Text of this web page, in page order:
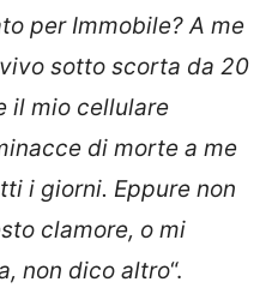
per Immobile? A me
sotto scorta da 20
il mio cellulare
di morte a me
i giorni. Eppure non
clamore, o mi
non dico altro“.